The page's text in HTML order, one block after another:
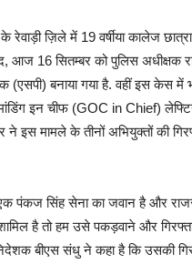
के रेवाड़ी ज़िले में 19 वर्षीया कालेज
16 सितम्बर को पुलिस अधीक्षक
(एसपी) बनाया गया है. वहीं इस केस
इन चीफ (GOC in Chief)
ने इस मामले के तीनों अभियुक्तों की
पंकज सिंह सेना का जवान है और
है तो हम उसे पकड़वाने और
बीएस संधु ने कहा है कि उसकी